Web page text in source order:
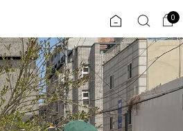
0
ENG
TW
JP
플러스핏 회원혜택
0